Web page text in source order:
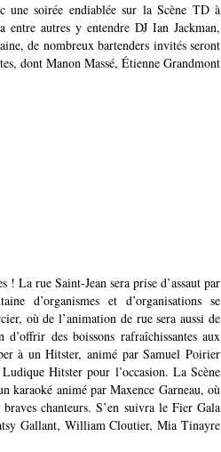
une soirée endiablée sur la Scène TD à
autres y entendre DJ Ian Jackman,
de nombreux bartenders invités seront
dont Manon Massé, Étienne Grandmont
! La rue Saint-Jean sera prise d’assaut par
d’organismes et d’organisations se
où de l’animation de rue sera aussi de
des boissons rafraîchissantes aux
à un Hitster, animé par Samuel Poirier
Ludique Hitster pour l’occasion. La Scène
karaoké animé par Maxence Garneau, où
chanteurs. S’en suivra le Fier Gala
Gallant, William Cloutier, Mia Tinayre